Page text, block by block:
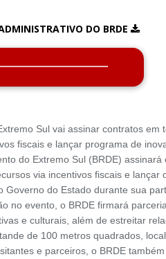
DO BRDE
Sul vai assinar contratos em
fiscais e lançar programa de
do Extremo Sul (BRDE)
via incentivos fiscais e lançar
do Estado durante sua
no evento, o BRDE firmará
e culturais, além de estreitar
de 100 metros quadrados,
e parceiros, o BRDE